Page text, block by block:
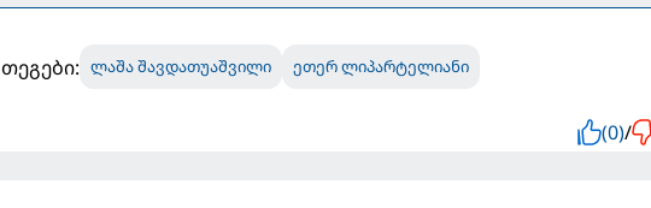
თეგები: ლაშა შავდათუაშვილი ეთერ ლიპარტელიანი
(0)/